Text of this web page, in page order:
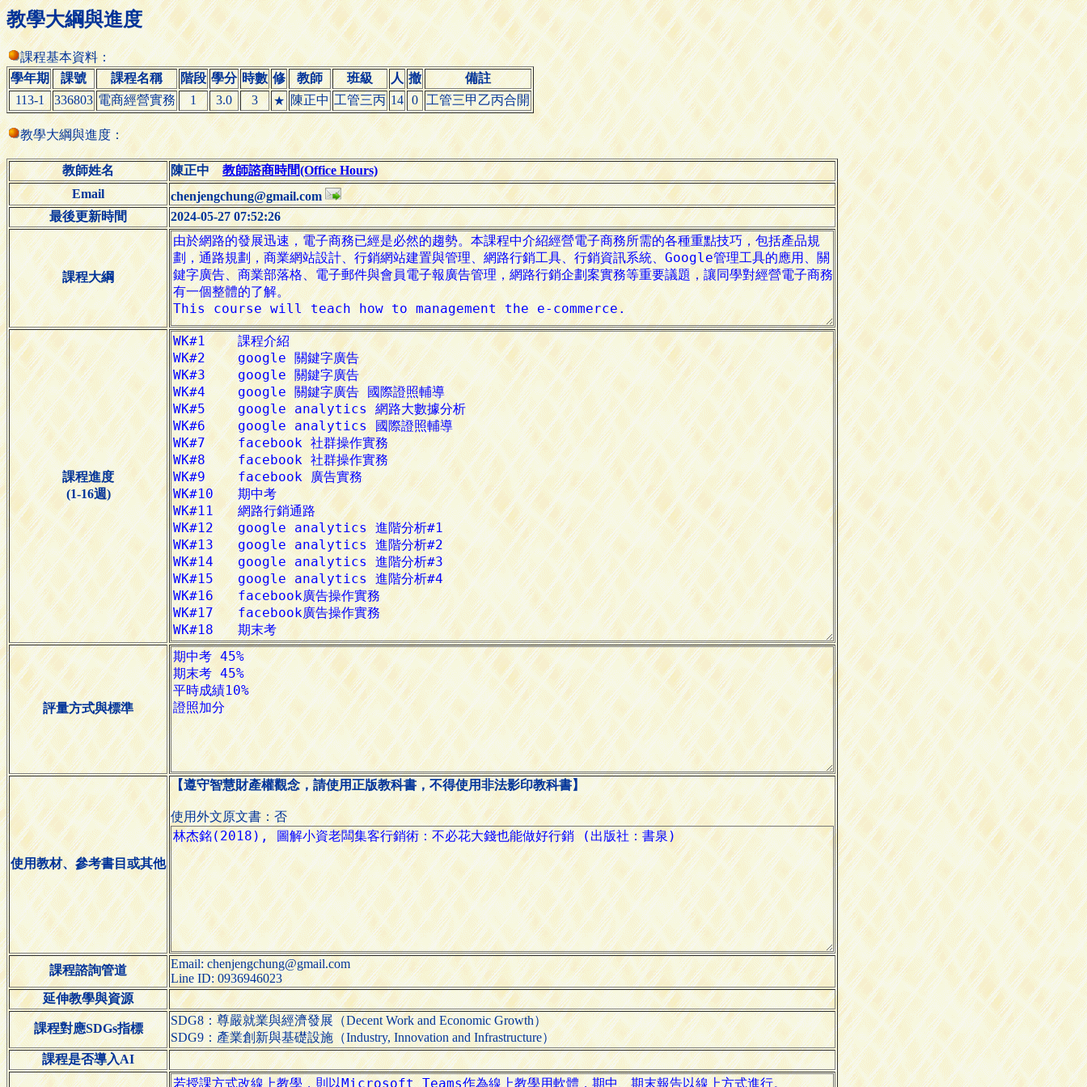
教學大綱與進度
課程基本資料：
學年期
課號 課程名稱 階段 學分 時數 修 教師 班級 人 撤
備註
113-1
336803 電商經營實務 1 3.0 3 ★ 陳正中 工管三丙 14 0 工管三甲乙丙合開
教學大綱與進度：
教師姓名 陳正中 教師諮商時間(Office Hours)
Email
chenjengchung@gmail.com
最後更新時間
2024-05-27 07:52:26
課程大綱
課程進度
(1-16週)
評量方式與標準
使用教材、參考書目或其他
【遵守智慧財產權觀念，請使用正版教科書，不得使用非法影印教科書】
使用外文原文書：否
課程諮詢管道
Email: chenjengchung@gmail.com
Line ID: 0936946023
延伸教學與資源
課程對應SDGs指標
SDG8：尊嚴就業與經濟發展（Decent Work and Economic Growth）
SDG9：產業創新與基礎設施（Industry, Innovation and Infrastructure）
課程是否導入AI